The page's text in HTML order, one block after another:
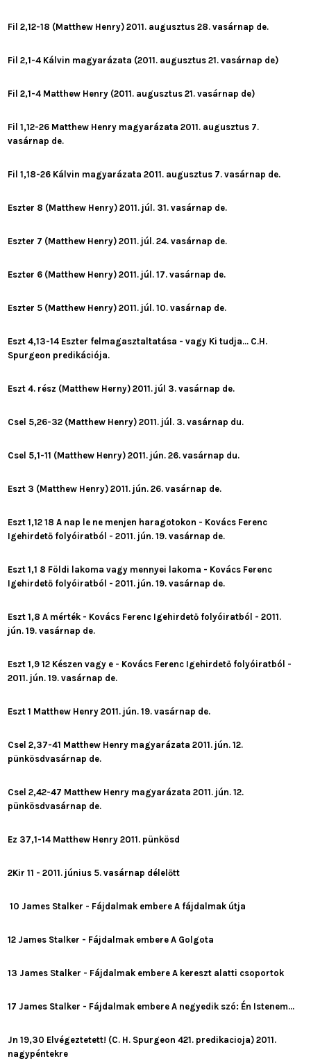
Fil 2,12-18 (Matthew Henry) 2011. augusztus 28. vasárnap de.
Fil 2,1-4 Kálvin magyarázata (2011. augusztus 21. vasárnap de)
Fil 2,1-4 Matthew Henry (2011. augusztus 21. vasárnap de)
Fil 1,12-26 Matthew Henry magyarázata 2011. augusztus 7.
vasárnap de.
Fil 1,18-26 Kálvin magyarázata 2011. augusztus 7. vasárnap de.
Eszter 8 (Matthew Henry) 2011. júl. 31. vasárnap de.
Eszter 7 (Matthew Henry) 2011. júl. 24. vasárnap de.
Eszter 6 (Matthew Henry) 2011. júl. 17. vasárnap de.
Eszter 5 (Matthew Henry) 2011. júl. 10. vasárnap de.
Eszt 4,13-14 Eszter felmagasztaltatása - vagy Ki tudja... C.H.
Spurgeon predikációja.
Eszt 4. rész (Matthew Herny) 2011. júl 3. vasárnap de.
Csel 5,26-32 (Matthew Henry) 2011. júl. 3. vasárnap du.
Csel 5,1-11 (Matthew Henry) 2011. jún. 26. vasárnap du.
Eszt 3 (Matthew Henry) 2011. jún. 26. vasárnap de.
Eszt 1,12 18 A nap le ne menjen haragotokon - Kovács Ferenc
Igehirdető folyóiratból - 2011. jún. 19. vasárnap de.
Eszt 1,1 8 Földi lakoma vagy mennyei lakoma - Kovács Ferenc
Igehirdető folyóiratból - 2011. jún. 19. vasárnap de.
Eszt 1,8 A mérték - Kovács Ferenc Igehirdető folyóiratból - 2011.
jún. 19. vasárnap de.
Eszt 1,9 12 Készen vagy e - Kovács Ferenc Igehirdető folyóiratból -
2011. jún. 19. vasárnap de.
Eszt 1 Matthew Henry 2011. jún. 19. vasárnap de.
Csel 2,37-41 Matthew Henry magyarázata 2011. jún. 12.
pünkösdvasárnap de.
Csel 2,42-47 Matthew Henry magyarázata 2011. jún. 12.
pünkösdvasárnap de.
Ez 37,1-14 Matthew Henry 2011. pünkösd
2Kir 11 - 2011. június 5. vasárnap délelőtt
10 James Stalker - Fájdalmak embere A fájdalmak útja
12 James Stalker - Fájdalmak embere A Golgota
13 James Stalker - Fájdalmak embere A kereszt alatti csoportok
17 James Stalker - Fájdalmak embere A negyedik szó: Én Istenem...
Jn 19,30 Elvégeztetett! (C. H. Spurgeon 421. predikacioja) 2011.
nagypéntekre